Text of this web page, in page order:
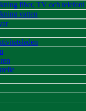
fiber, TV och telefoni
vatten